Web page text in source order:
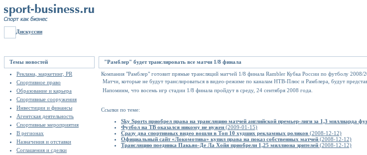
Дискуссии
Темы новостей
Реклама, маркетинг, PR
Спортивное право
Образование и карьера
Спортивные сооружения
Инвестиции и финансы
Агентская деятельность
Спортивные мероприятия
В регионах
Назначения и отставки
Соглашения и сделки
"Рамблер" будет транслировать все матчи 1/8 финала
Компания "Рамблер" готовит прямые трансляций матчей 1/8 финала Rambler Кубка России по футболу 2008/
Матчи, которые не будут транслироваться в видео-режиме по каналам НТВ-Плюс и Рамблера, будут
Напоминм, что восемь игр стадии 1/8 финала пройдут в среду, 24 сентября 2008 года.
Ссылки по теме:
Sky Sports приобрел права на трансляцию матчей английской премьер-лиги за 1,3 миллиарда
Футбол на ТВ оказался никому не нужен (2009-01-15)
Сразу два спортивных видео вошли в Топ 10 худших рекламных роликов (2008-12-12)
Официальный сайт «Локомотива» купил права на показ собственных матчей (2008-12-12)
Трансляцию поединка Пакьяо-Де Ла Хойя приобрели 1,25 миллиона зрителей (2008-12-12)